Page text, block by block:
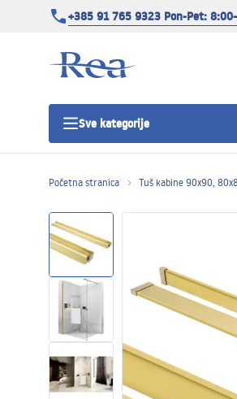
+385 91 765 9323 Pon-Pet:
Sve kategorije
Tuš vrata
Tuš kade
Tuš Kanalice
WC školjke
Početna stranica Tuš kabine 90x90,